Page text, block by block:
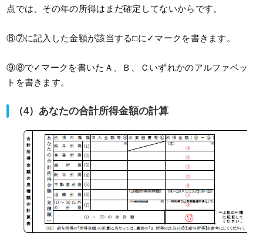
点では、その年の所得はまだ確定してないからです。
⑧⑦に記入した金額が該当する□に✓マークを書きます。
⑨⑧で✓マークを書いたＡ、Ｂ、Ｃいずれかのアルファベッ
トを書きます。
（4）あなたの合計所得金額の計算